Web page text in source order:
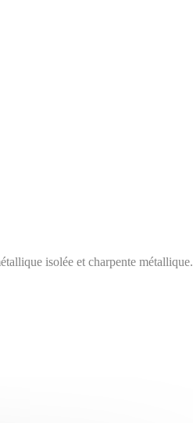
isolée et charpente métallique.